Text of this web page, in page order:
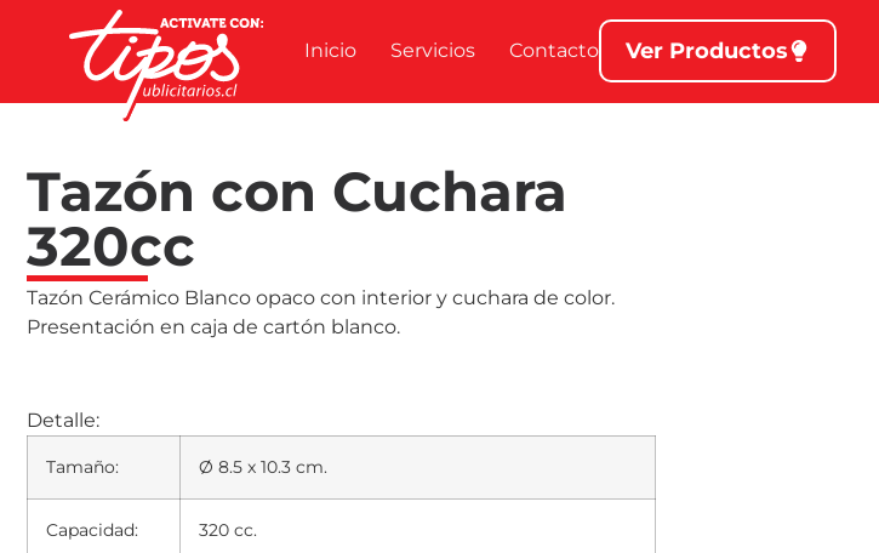
Inicio Servicios Contacto Ver Productos
Tazón con Cuchara
320cc
Tazón Cerámico Blanco opaco con interior y cuchara de color.
Presentación en caja de cartón blanco.
Detalle:
Tamaño: Ø 8.5 x 10.3 cm.
Capacidad: 320 cc.